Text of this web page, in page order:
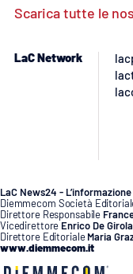
Cosenzachannel.it
Ilvibonese.it
Scarica tutte le
LaC Network
LaC News24 -
Diemmecom Società
Direttore Responsabile
Vicedirettore Enrico De
Direttore Editoriale Maria
www.diemmecom.it